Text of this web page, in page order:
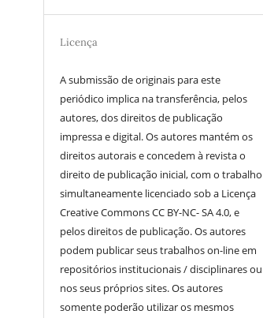
Licença
A submissão de originais para este
periódico implica na transferência, pelos
autores, dos direitos de publicação
impressa e digital. Os autores mantém os
direitos autorais e concedem à revista o
direito de publicação inicial, com o trabalho
simultaneamente licenciado sob a Licença
Creative Commons CC BY-NC- SA 4.0, e
pelos direitos de publicação. Os autores
podem publicar seus trabalhos on-line em
repositórios institucionais / disciplinares ou
nos seus próprios sites. Os autores
somente poderão utilizar os mesmos